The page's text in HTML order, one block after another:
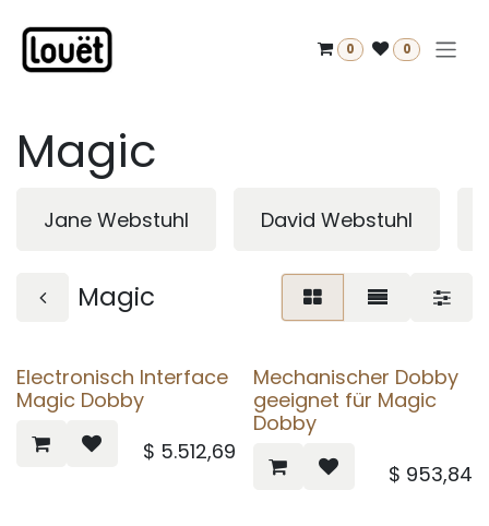
0 0
Magic
Jane Webstuhl David Webstuhl
Magic
Electronisch Interface
Magic Dobby
$ 5.512,69
Mechanischer Dobby
geeignet für Magic
Dobby
$ 953,84